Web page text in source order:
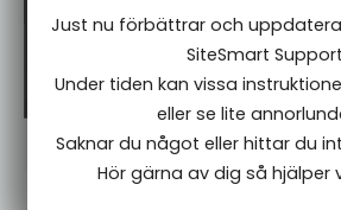
Blogg & event
Inställningar
Just nu förbättrar och
SiteSmart
Under tiden kan vissa
eller se lite
Saknar du något eller hittar du
Hör gärna av dig så hjälper